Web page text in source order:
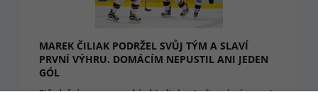
MAREK ČILIAK PODRŽEL SVŮJ TÝM A SLAVÍ
PRVNÍ VÝHRU. DOMÁCÍM NEPUSTIL ANI JEDEN
GÓL